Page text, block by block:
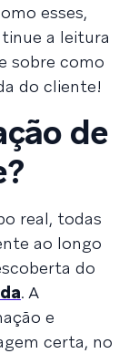
esses,
a leitura
sobre como
do cliente!
de
real, todas
ao longo
do
. A
e
certa, no